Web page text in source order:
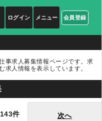
ログイン 会員登録
メニュー
事求人募集情報ページです。求
求人情報を表示しています。
件 次へ